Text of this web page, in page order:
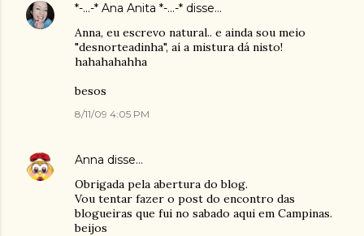
*-...-* Ana Anita *-...-* disse…
Anna, eu escrevo natural.. e ainda sou meio
"desnorteadinha", aí a mistura dá nisto!
hahahahahha
besos
8/11/09 4:05 PM
Anna disse…
Obrigada pela abertura do blog.
Vou tentar fazer o post do encontro das
blogueiras que fui no sabado aqui em Campinas.
beijos